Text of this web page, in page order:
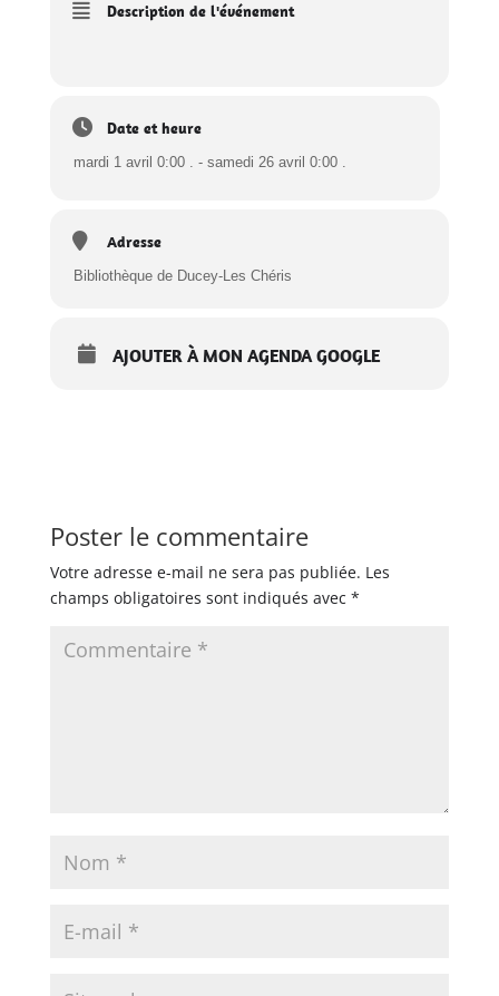
Description de l'événement
Date et heure
mardi 1 avril 0:00 . - samedi 26 avril 0:00 .
Adresse
Bibliothèque de Ducey-Les Chéris
AJOUTER À MON AGENDA GOOGLE
Poster le commentaire
Votre adresse e-mail ne sera pas publiée. Les
champs obligatoires sont indiqués avec *